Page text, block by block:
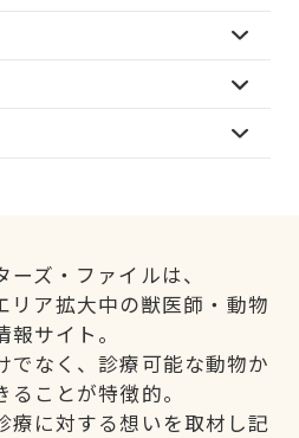
ズ・ファイルは、
リア拡大中の獣医師・動物
報サイト。
でなく、診療可能な動物か
ることが特徴的。
療に対する想いを取材し記